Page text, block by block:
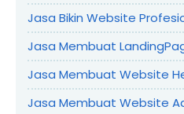
Jasa Bikin Website
Jasa Membuat
Jasa Membuat Website
Jasa Membuat Website